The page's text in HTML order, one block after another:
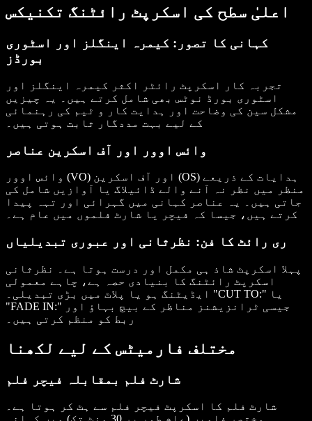
اعلیٰ سطح کی اسکرپٹ رائٹنگ تکنیکس
کہانی کا تصور: کیمرہ اینگلز اور اسٹوری
بورڈز
تجربہ کار اسکرپٹ رائٹر اکثر کیمرہ اینگلز اور
اسٹوری بورڈ نوٹس بھی شامل کرتے ہیں۔ یہ چیزیں
مشکل سین کی وضاحت اور ہدایت کار و ٹیم کی رہنمائی
کے لیے بہت مددگار ثابت ہوتی ہیں۔
وائس اوور اور آف اسکرین عناصر
وائس اوور (VO) اور آف اسکرین (OS) ہدایات کے ذریعے
منظر میں نظر نہ آنے والے ڈائیلاگ یا آوازیں شامل کی
جاتی ہیں۔ یہ عناصر کہانی میں گہرائی اور تہہ پیدا
کرتے ہیں، جیسا کہ فیچر یا شارٹ فلموں میں عام ہے۔
ری رائٹ کا فن: نظرثانی اور عبوری تبدیلیاں
پہلا اسکرپٹ شاذ ہی مکمل اور درست ہوتا ہے۔ نظرثانی
اسکرپٹ رائٹنگ کا بنیادی حصہ ہے، چاہے معمولی
ایڈیٹنگ ہو یا پلاٹ میں بڑی تبدیلی۔ "CUT TO:" یا
"FADE IN:" جیسی ٹرانزیشنز مناظر کے بیچ بہاؤ اور
ربط کو منظم کرتی ہیں۔
مختلف فارمیٹس کے لیے لکھنا
شارٹ فلم بمقابلہ فیچر فلم
شارٹ فلم کا اسکرپٹ فیچر فلم سے ہٹ کر ہوتا ہے۔